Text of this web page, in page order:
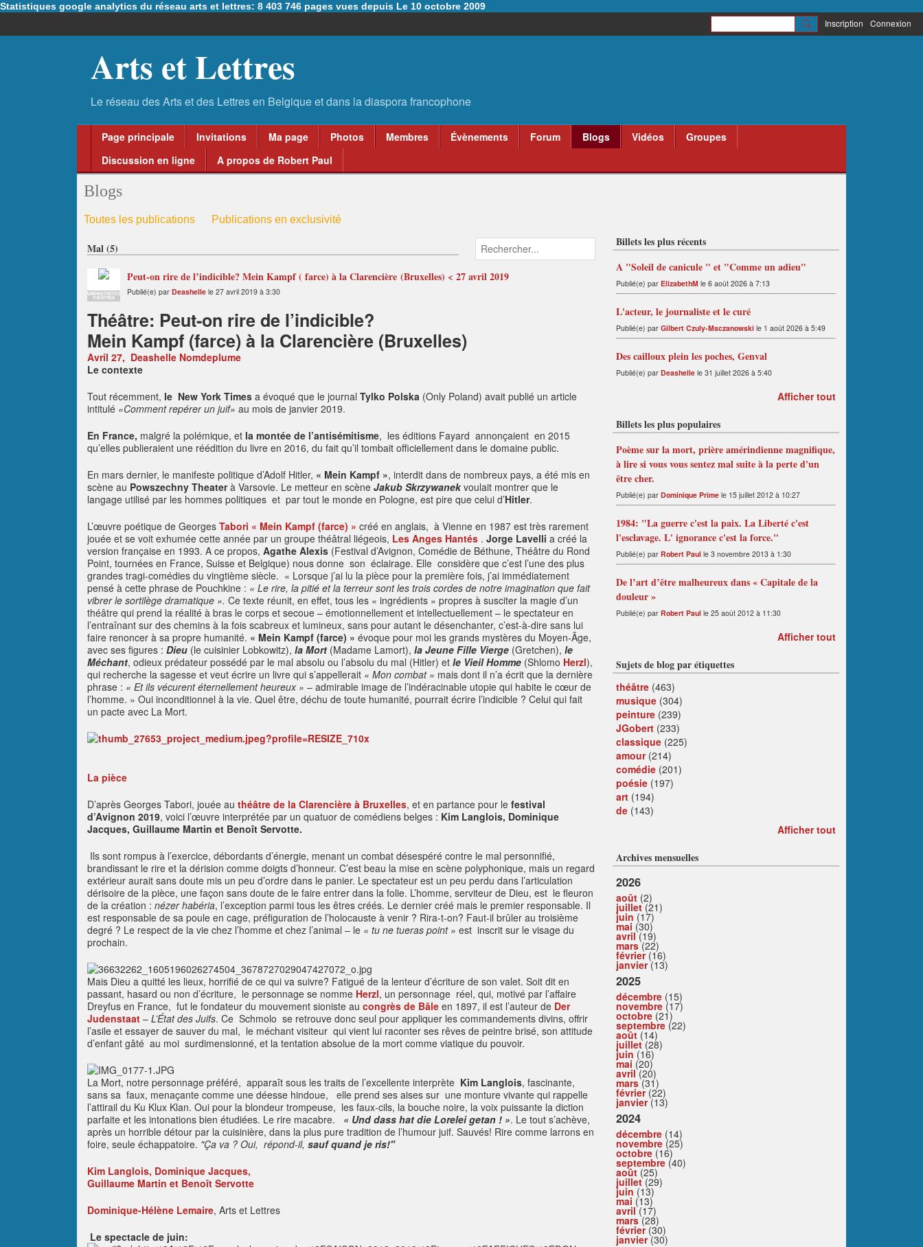
Statistiques google analytics du réseau arts et lettres: 8 403 746 pages vues depuis Le 10 octobre 2009
Inscription Connexion
Arts et Lettres
Page principale Invitations Ma page Photos Membres Évènements Forum Blogs Vidéos
Groupes
Discussion en ligne
A propos de Robert Paul
Blogs
Toutes les publications Publications en exclusivité
Mal (5)
ADMINISTRATEUR
THÉÂTRES
Peut-on rire de l’indicible? Mein Kampf ( farce) à la Clarencière (Bruxelles) < 27 avril 2019
Publié(e) par Deashelle le 27 avril 2019 à 3:30
Théâtre: Peut-on rire de l’indicible?
Mein Kampf (farce) à la Clarencière (Bruxelles)
Avril 27, Deashelle Nomdeplume
Le contexte
Tout récemment, le New York Times a évoqué que le journal Tylko Polska (Only Poland) avait publié un article
intitulé «Comment repérer un juif» au mois de janvier 2019.
En France, malgré la polémique, et la montée de l’antisémitisme, les éditions Fayard annonçaient en 2015
qu’elles publieraient une réédition du livre en 2016, du fait qu’il tombait officiellement dans le domaine public.
En mars dernier, le manifeste politique d’Adolf Hitler, « Mein Kampf », interdit dans de nombreux pays, a été mis en
scène au Powszechny Theater à Varsovie. Le metteur en scène Jakub Skrzywanek voulait montrer que le
langage utilisé par les hommes politiques et par tout le monde en Pologne, est pire que celui d’Hitler.
L’œuvre poétique de Georges Tabori « Mein Kampf (farce) » créé en anglais, à Vienne en 1987 est très rarement
jouée et se voit exhumée cette année par un groupe théâtral liégeois, Les Anges Hantés . Jorge Lavelli a créé la
version française en 1993. A ce propos, Agathe Alexis (Festival d’Avignon, Comédie de Béthune, Théâtre du Rond
Point, tournées en France, Suisse et Belgique) nous donne son éclairage. Elle considère que c’est l’une des plus
grandes tragi-comédies du vingtième siècle. « Lorsque j’ai lu la pièce pour la première fois, j’ai immédiatement
pensé à cette phrase de Pouchkine : « Le rire, la pitié et la terreur sont les trois cordes de notre imagination que fait
vibrer le sortilège dramatique ». Ce texte réunit, en effet, tous les « ingrédients » propres à susciter la magie d’un
théâtre qui prend la réalité à bras le corps et secoue – émotionnellement et intellectuellement – le spectateur en
l’entraînant sur des chemins à la fois scabreux et lumineux, sans pour autant le désenchanter, c’est-à-dire sans lui
faire renoncer à sa propre humanité. « Mein Kampf (farce) » évoque pour moi les grands mystères du Moyen-Âge,
avec ses figures : Dieu (le cuisinier Lobkowitz), la Mort (Madame Lamort), la Jeune Fille Vierge (Gretchen), le
Méchant, odieux prédateur possédé par le mal absolu ou l’absolu du mal (Hitler) et le Vieil Homme (Shlomo Herzl),
qui recherche la sagesse et veut écrire un livre qui s’appellerait « Mon combat » mais dont il n’a écrit que la dernière
phrase : « Et ils vécurent éternellement heureux » – admirable image de l’indéracinable utopie qui habite le cœur de
l’homme. » Oui inconditionnel à la vie. Quel être, déchu de toute humanité, pourrait écrire l’indicible ? Celui qui fait
un pacte avec La Mort.
La pièce
D’après Georges Tabori, jouée au théâtre de la Clarencière à Bruxelles, et en partance pour le festival
d’Avignon 2019, voici l’œuvre interprétée par un quatuor de comédiens belges : Kim Langlois, Dominique
Jacques, Guillaume Martin et Benoît Servotte.
Ils sont rompus à l’exercice, débordants d’énergie, menant un combat désespéré contre le mal personnifié,
brandissant le rire et la dérision comme doigts d’honneur. C’est beau la mise en scène polyphonique, mais un regard
extérieur aurait sans doute mis un peu d’ordre dans le panier. Le spectateur est un peu perdu dans l’articulation
dérisoire de la pièce, une façon sans doute de le faire entrer dans la folie. L’homme, serviteur de Dieu, est le fleuron
de la création : nézer habéria, l’exception parmi tous les êtres créés. Le dernier créé mais le premier responsable. Il
est responsable de sa poule en cage, préfiguration de l’holocauste à venir ? Rira-t-on? Faut-il brûler au troisième
degré ? Le respect de la vie chez l’homme et chez l’animal – le « tu ne tueras point » est inscrit sur le visage du
prochain.
Mais Dieu a quitté les lieux, horrifié de ce qui va suivre? Fatigué de la lenteur d’écriture de son valet. Soit dit en
passant, hasard ou non d’écriture, le personnage se nomme Herzl, un personnage réel, qui, motivé par l’affaire
Dreyfus en France, fut le fondateur du mouvement sioniste au congrès de Bâle en 1897, il est l’auteur de Der
Judenstaat – L’État des Juifs. Ce Schmolo se retrouve donc seul pour appliquer les commandements divins, offrir
l’asile et essayer de sauver du mal, le méchant visiteur qui vient lui raconter ses rêves de peintre brisé, son attitude
d’enfant gâté au moi surdimensionné, et la tentation absolue de la mort comme viatique du pouvoir.
La Mort, notre personnage préféré, apparaît sous les traits de l’excellente interprète Kim Langlois, fascinante,
sans sa faux, menaçante comme une déesse hindoue, elle prend ses aises sur une monture vivante qui rappelle
l’attirail du Ku Klux Klan. Oui pour la blondeur trompeuse, les faux-cils, la bouche noire, la voix puissante la diction
parfaite et les intonations bien étudiées. Le rire macabre. « Und dass hat die Lorelei getan ! ». Le tout s’achève,
après un horrible détour par la cuisinière, dans la plus pure tradition de l’humour juif. Sauvés! Rire comme larrons en
foire, seule échappatoire. "Ça va ? Oui, répond-il, sauf quand je ris!"
Kim Langlois, Dominique Jacques,
Guillaume Martin et Benoît Servotte
Dominique-Hélène Lemaire, Arts et Lettres
Le spectacle de juin:
Billets les plus récents
A "Soleil de canicule " et "Comme un adieu"
Publié(e) par ElizabethM le 6 août 2026 à 7:13
L'acteur, le journaliste et le curé
Publié(e) par Gilbert Czuly-Msczanowski le 1 août 2026 à 5:49
Des cailloux plein les poches, Genval
Publié(e) par Deashelle le 31 juillet 2026 à 5:40
Afficher tout
Billets les plus populaires
Poème sur la mort, prière amérindienne magnifique,
à lire si vous vous sentez mal suite à la perte d'un
être cher.
Publié(e) par Dominique Prime le 15 juillet 2012 à 10:27
1984: "La guerre c'est la paix. La Liberté c'est
l'esclavage. L' ignorance c'est la force."
Publié(e) par Robert Paul le 3 novembre 2013 à 1:30
De l’art d’être malheureux dans « Capitale de la
douleur »
Publié(e) par Robert Paul le 25 août 2012 à 11:30
Afficher tout
Sujets de blog par étiquettes
théâtre (463)
musique (304)
peinture (239)
JGobert (233)
classique (225)
amour(214)
comédie (201)
poésie (197)
art (194)
de (143)
Afficher tout
Archives mensuelles
2026
août (2)
juillet(21)
juin (17)
mai (30)
avril(19)
mars(22)
février(16)
janvier(13)
2025
décembre (15)
novembre (17)
octobre (21)
septembre (22)
août (14)
juillet(28)
juin (16)
mai (20)
avril(20)
mars(31)
février(22)
janvier(13)
2024
décembre (14)
novembre (25)
octobre (16)
septembre (40)
août (25)
juillet(29)
juin (13)
mai (13)
avril(17)
mars(28)
février(30)
janvier(30)